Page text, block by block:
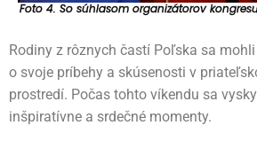
Foto 4. So súhlasom organizátorov
Rodiny z rôznych častí Poľska sa
o svoje príbehy a skúsenosti v
prostredí. Počas tohto víkendu sa
inšpiratívne a srdečné momenty.